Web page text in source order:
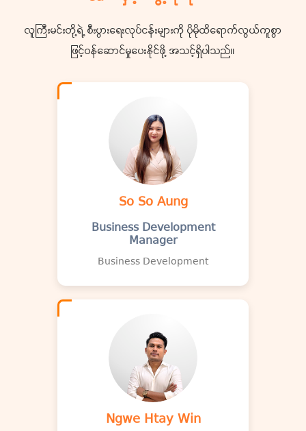
လူကြီးမင်းတို့ရဲ့ စီးပွားရေးလုပ်ငန်းများကို ပိုမိုထိရောက်လွယ်ကူစွာ
ဖြင့်ဝန်‌ဆောင်မှုပေးနိုင်ဖို့ အသင့်ရှိပါသည်။
So So Aung
Business Development
Manager
Business Development
Ngwe Htay Win